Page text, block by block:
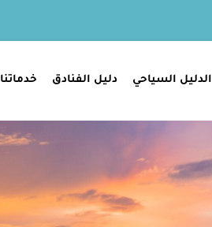
الدليل السياحي دليل الفنادق خدماتنا